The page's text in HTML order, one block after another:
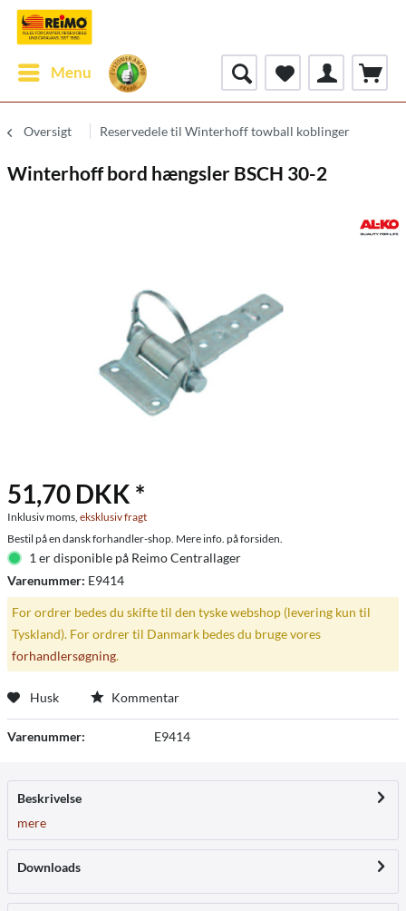
Menu
Oversigt Reservedele til Winterhoff towball koblinger
Winterhoff bord hængsler BSCH 30-2
51,70 DKK *
Inklusiv moms, eksklusiv fragt
Bestil på en dansk forhandler-shop. Mere info. på forsiden.
1 er disponible på Reimo Centrallager
Varenummer: E9414
For ordrer bedes du skifte til den tyske webshop (levering kun til
Tyskland). For ordrer til Danmark bedes du bruge vores
forhandlersøgning.
Husk Kommentar
Varenummer: E9414
Beskrivelse
mere
Downloads